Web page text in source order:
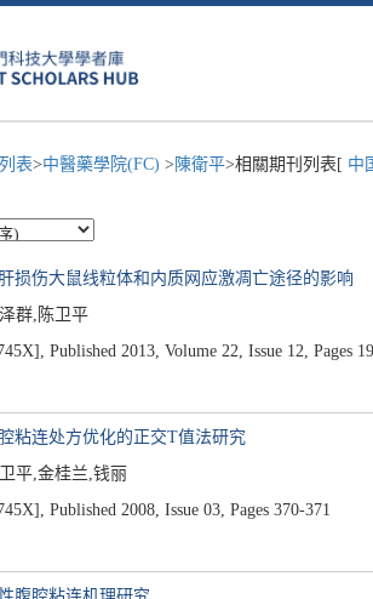
表>中醫藥學院(FC) > 陳衛平>相關期刊列表[ 中
损伤大鼠线粒体和内质网应激凋亡途径的影响
群,陈卫平
Published 2013, Volume 22, Issue 12, Pages
粘连处方优化的正交T值法研究
平,金桂兰,钱丽
Published 2008, Issue 03, Pages 370-371